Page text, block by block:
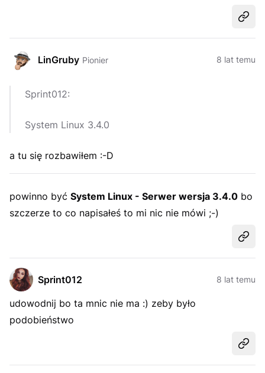
LinGruby Pionier 8 lat temu
Sprint012:
System Linux 3.4.0
a tu się rozbawiłem :-D
powinno być System Linux - Serwer wersja 3.4.0 bo
szczerze to co napisałeś to mi nic nie mówi ;-)
Sprint012 8 lat temu
udowodnij bo ta mnic nie ma :) zeby było
podobieństwo